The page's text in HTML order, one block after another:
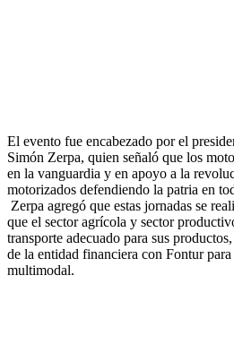
El evento fue encabezado por el
Simón Zerpa, quien señaló que los
en la vanguardia y en apoyo a la
motorizados defendiendo la patria en
Zerpa agregó que estas jornadas se
que el sector agrícola y sector
transporte adecuado para sus
de la entidad financiera con Fontur
multimodal.